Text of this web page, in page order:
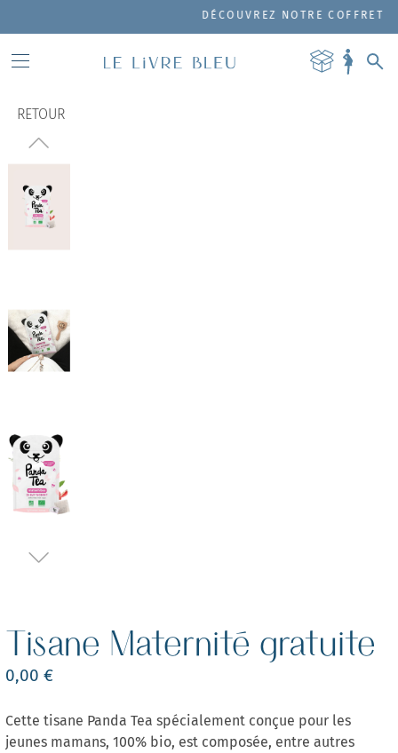
DÉCOUVREZ NOTRE COFFRET DE
RETOUR
Tisane Maternité gratuite
0,00 €
Cette tisane Panda Tea spécialement conçue pour les
jeunes mamans, 100% bio, est composée, entre autres